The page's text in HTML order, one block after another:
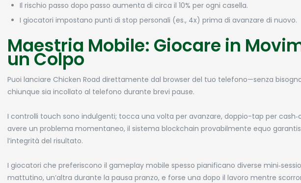
Il rischio passo dopo passo aumenta di circa il 10% per ogni casella.
I giocatori impostano punti di stop personali (es., 4x) prima di avanzare di nuovo.
Maestria Mobile: Giocare in
un Colpo
Puoi lanciare Chicken Road direttamente dal browser del tuo telefono—senza
chiunque sia incollato al telefono durante brevi pause.
I controlli touch sono indulgenti; tocca una volta per avanzare, doppio-tap per
avere un problema momentaneo, il sistema blockchain provabilmente equo
l’integrità del risultato.
I giocatori che preferiscono il gameplay mobile spesso pianificano diverse
mattutino, un’altra durante la pausa pranzo, e forse una dopo il lavoro mentre